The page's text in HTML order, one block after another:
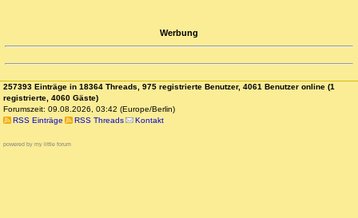
Werbung
257393 Einträge in 18364 Threads, 975 registrierte Benutzer, 4061 Benutzer online (1
registrierte, 4060 Gäste)
Forumszeit: 09.08.2026, 03:42 (Europe/Berlin)
RSS Einträge
RSS Threads Kontakt
powered by my little forum